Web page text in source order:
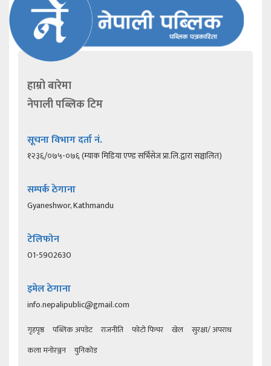
हाम्रो बारेमा
नेपाली पब्लिक टिम
सूचना विभाग दर्ता नं.
१२३६/०७५-०७६ (म्याक मिडिया एण्ड सर्भिसेज प्रा.लि.द्वारा सञ्चालित)
सम्पर्क ठेगाना
Gyaneshwor, Kathmandu
टेलिफोन
01-5902630
इमेल ठेगाना
info.nepalipublic@gmail.com
गृहपृष्ठ पब्लिक अपडेट राजनीति फोटो फिचर खेल
सुरक्षा/ अपराध
कला मनोरञ्जन
युनिकोड